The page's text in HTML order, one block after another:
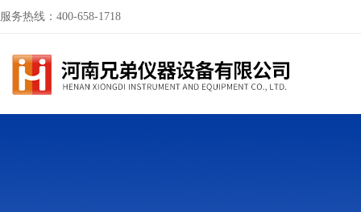
服务热线：400-658-1718